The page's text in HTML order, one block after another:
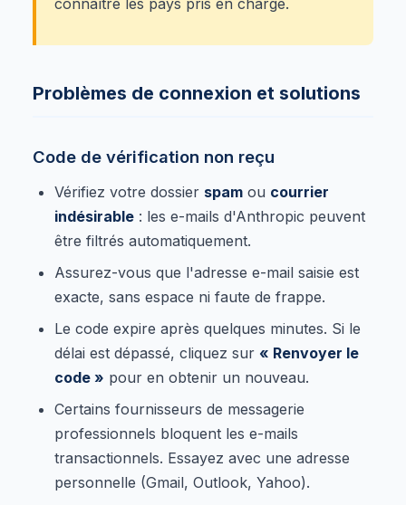
Problèmes de connexion et solutions
Code de vérification non reçu
Vérifiez votre dossier spam ou courrier
indésirable : les e-mails d'Anthropic peuvent
être filtrés automatiquement.
Assurez-vous que l'adresse e-mail saisie est
exacte, sans espace ni faute de frappe.
Le code expire après quelques minutes. Si le
délai est dépassé, cliquez sur « Renvoyer le
code » pour en obtenir un nouveau.
Certains fournisseurs de messagerie
professionnels bloquent les e-mails
transactionnels. Essayez avec une adresse
personnelle (Gmail, Outlook, Yahoo).